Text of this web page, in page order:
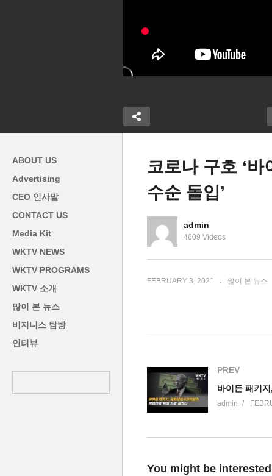
러 탕감 곧
백악관 1400달러 상한선 개인
ABOUT US
Advertising
CEO 인사말
CONTACT US
Media Kit
WKTV NEWS
WKTV PROGRAMS
WKTV 소개
많이 본 뉴스
비지니스 탐방
인터뷰
코로나 구호 ‘
수순 돌입’
admin
4609 Videos
FEBRUARY 3, 2021 많이 본 뉴스
PREV
admin
You might be